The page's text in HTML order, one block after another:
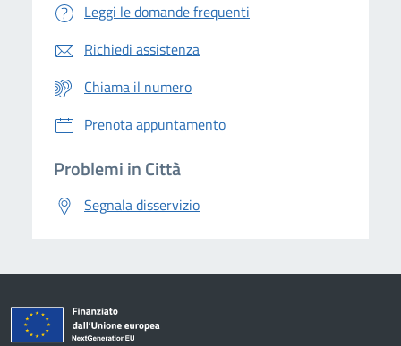
Leggi le domande frequenti
Richiedi assistenza
Chiama il numero
Prenota appuntamento
Problemi in Città
Segnala disservizio